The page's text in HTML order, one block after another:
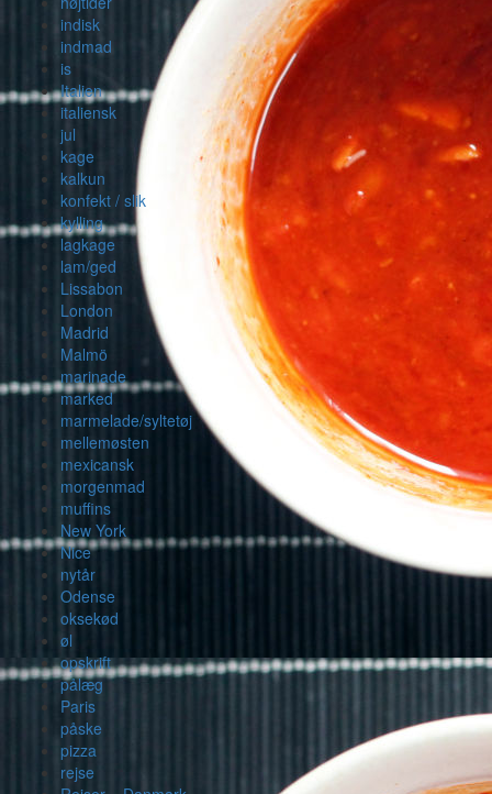
indisk
indmad
is
Italien
italiensk
jul
kage
kalkun
konfekt / slik
kylling
lagkage
lam/ged
Lissabon
London
Madrid
Malmö
marinade
marked
marmelade/syltetøj
mellemøsten
mexicansk
morgenmad
muffins
New York
Nice
nytår
Odense
oksekød
øl
opskrift
pålæg
Paris
påske
pizza
rejse